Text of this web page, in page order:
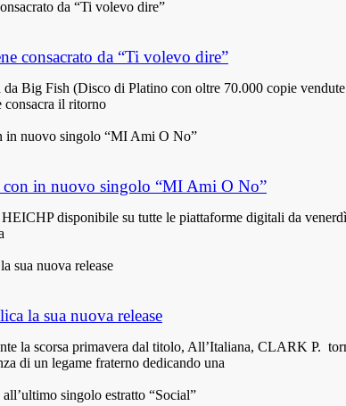
consacrato da “Ti volevo dire”
Big Fish (Disco di Platino con oltre 70.000 copie
il ritorno
con in nuovo singolo “MI Ami O No”
disponibile su tutte le piattaforme digitali da
la sua nuova release
la scorsa primavera dal titolo, All’Italiana, CLARK
di un legame fraterno dedicando una